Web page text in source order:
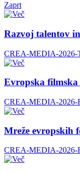
Zaprt
Razvoj talentov
CREA-MEDIA-
Evropska
CREA-MEDIA-
Mreže evropskih
CREA-MEDIA-2026-